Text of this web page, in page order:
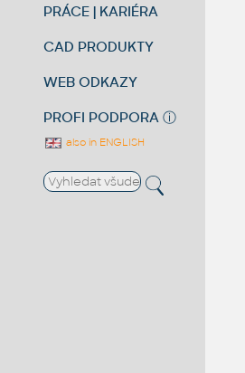
PRÁCE | KARIÉRA
CAD PRODUKTY
WEB ODKAZY
PROFI PODPORA ⓘ
also in ENGLISH